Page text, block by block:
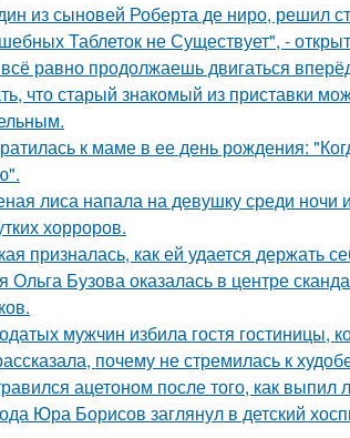
из сыновей Роберта де ниро, решил
Таблеток не Существует", -
равно продолжаешь двигаться
что старый знакомый из приставки
к маме в ее день рождения:
лиса напала на девушку среди
хорроров.
призналась, как ей удается держать
Бузова оказалась в центре
мужчин избила гостя гостиницы,
почему не стремилась к
ацетоном после того, как
Юра Борисов заглянул в детский